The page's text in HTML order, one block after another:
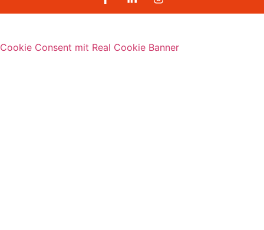
Cookie Consent mit Real Cookie Banner